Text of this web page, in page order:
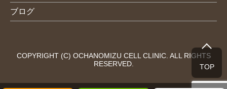
ブログ
COPYRIGHT (C) OCHANOMIZU CELL CLINIC. ALL RIGHTS
RESERVED.
TOP